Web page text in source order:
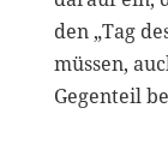
den „Tag
müssen,
Gegenteil